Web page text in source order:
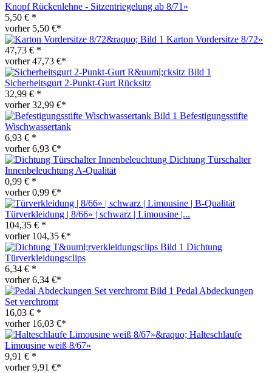
Knopf Rückenlehne - Sitzentriegelung ab 8/71»
5,50 € *
vorher 5,50 €*
Karton Vordersitze 8/72»
47,73 € *
vorher 47,73 €*
Sicherheitsgurt 2-Punkt-Gurt Rücksitz
32,99 € *
vorher 32,99 €*
Befestigungsstifte
Wischwassertank
6,93 € *
vorher 6,93 €*
Dichtung Türschalter
Innenbeleuchtung A-Qualität
0,99 € *
vorher 0,99 €*
Türverkleidung | 8/66» | schwarz | Limousine |...
104,35 € *
vorher 104,35 €*
Dichtung
Türverkleidungsclips
6,34 € *
vorher 6,34 €*
Pedal Abdeckungen
Set verchromt
16,03 € *
vorher 16,03 €*
Halteschlaufe
Limousine weiß 8/67»
9,91 € *
vorher 9,91 €*